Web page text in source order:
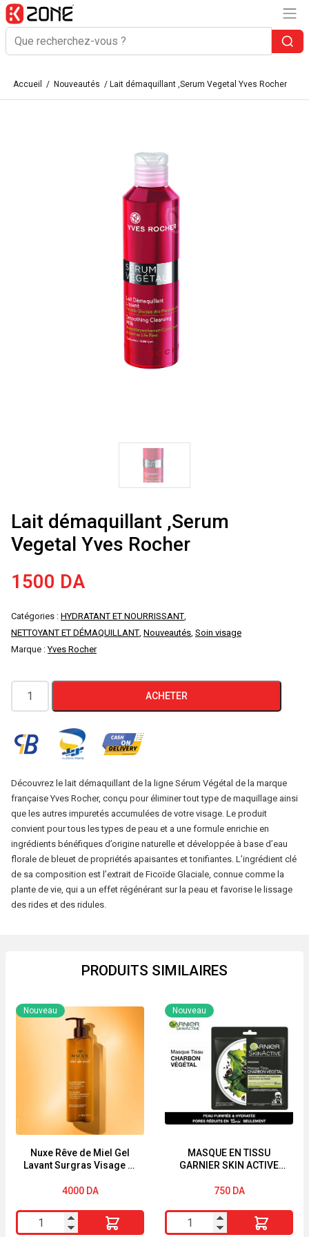
Accueil / Nouveautés / Lait démaquillant ,Serum Vegetal Yves Rocher
Lait démaquillant ,Serum
Vegetal Yves Rocher
1500 DA
Catégories : HYDRATANT ET NOURRISSANT,
NETTOYANT ET DÉMAQUILLANT, Nouveautés, Soin visage
Marque :Yves Rocher
quantité
de
démaquillant
Vegetal
Yves
Rocher
ACHETER
Découvrez le lait démaquillant de la ligne Sérum Végétal de la marque
française Yves Rocher, conçu pour éliminer tout type de maquillage ainsi
que les autres impuretés accumulées de votre visage. Le produit
convient pour tous les types de peau et a une formule enrichie en
ingrédients bénéfiques d’origine naturelle et développée à base d’eau
florale de bleuet de propriétés apaisantes et tonifiantes. L’ingrédient clé
de sa composition est l’extrait de Ficoïde Glaciale, connue comme la
plante de vie, qui a un effet régénérant sur la peau et favorise le lissage
des rides et des ridules.
PRODUITS SIMILAIRES
Nuxe Rêve de Miel Gel
Lavant Surgras Visage et
Nouveau
4000 DA
quantité
MASQUE EN TISSU
GARNIER SKIN ACTIVE
Nouveau
750 DA
quantité